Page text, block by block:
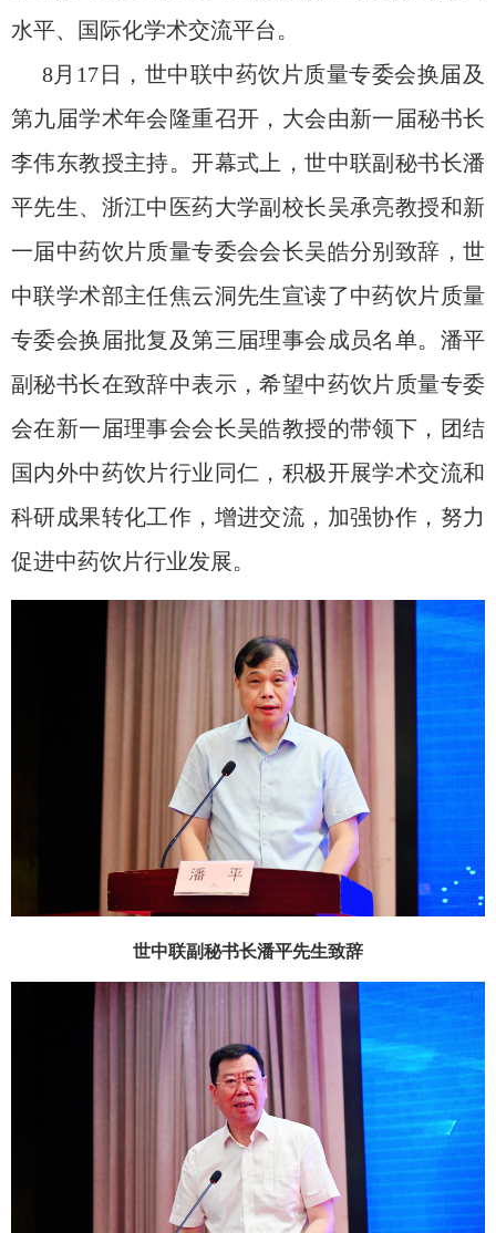
水平、国际化学术交流平台。
8月 17 日，世中联中药饮片质量专委会换届及
第九届学术年会隆重召开，大会由新一届秘书长
李伟东教授主持。开幕式上，世中联副秘书长潘
平先生、浙江中医药大学副校长吴承亮教授和新
一届中药饮片质量专委会会长吴皓分别致辞，世
中联学术部主任焦云洞先生宣读了中药饮片质量
专委会换届批复及第三届理事会成员名单。潘平
副秘书长在致辞中表示，希望中药饮片质量专委
会在新一届理事会会长吴皓教授的带领下 ，团结
国内外中药饮片行业同仁，积极开展学术交流和
科研成果转化工作， 增进交流，加强协作， 努力
促进中药饮片行业发展。
世中联副秘书长潘平先生致辞